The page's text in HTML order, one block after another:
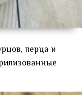
перца и